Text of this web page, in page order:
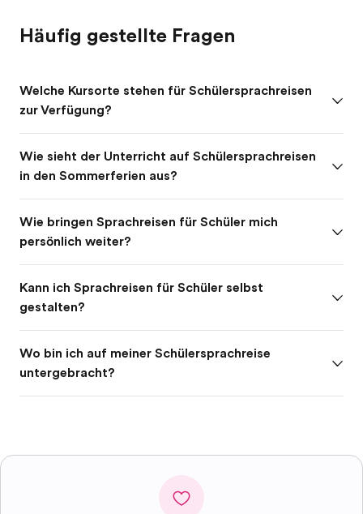
Häufig gestellte Fragen
Welche Kursorte stehen für Schülersprachreisen
zur Verfügung?
Wie sieht der Unterricht auf Schülersprachreisen
in den Sommerferien aus?
Wie bringen Sprachreisen für Schüler mich
persönlich weiter?
Kann ich Sprachreisen für Schüler selbst
gestalten?
Wo bin ich auf meiner Schülersprachreise
untergebracht?